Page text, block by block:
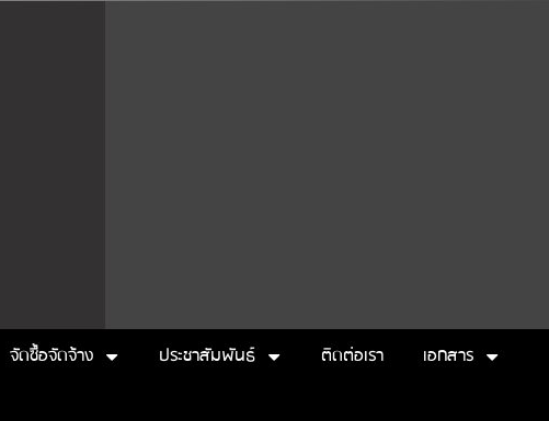
จัดซื้อจัดจ้าง ประชาสัมพันธ์ ติดต่อเรา
เอกสาร